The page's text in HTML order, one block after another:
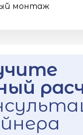
монтаж